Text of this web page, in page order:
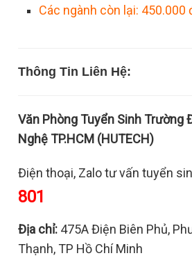
Các ngành còn lại:
Thông Tin Liên Hệ:
Văn Phòng Tuyển Sinh Trường
Nghệ TP.HCM (HUTECH)
Điện thoại, Zalo tư vấn tuyển
801
Địa chỉ: 475A Điện Biên Phủ,
Thạnh, TP Hồ Chí Minh